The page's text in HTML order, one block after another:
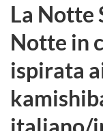
La Notte
Notte in
ispirata